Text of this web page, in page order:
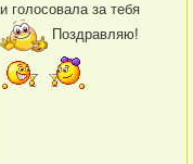
и голосовала за тебя
Поздравляю!